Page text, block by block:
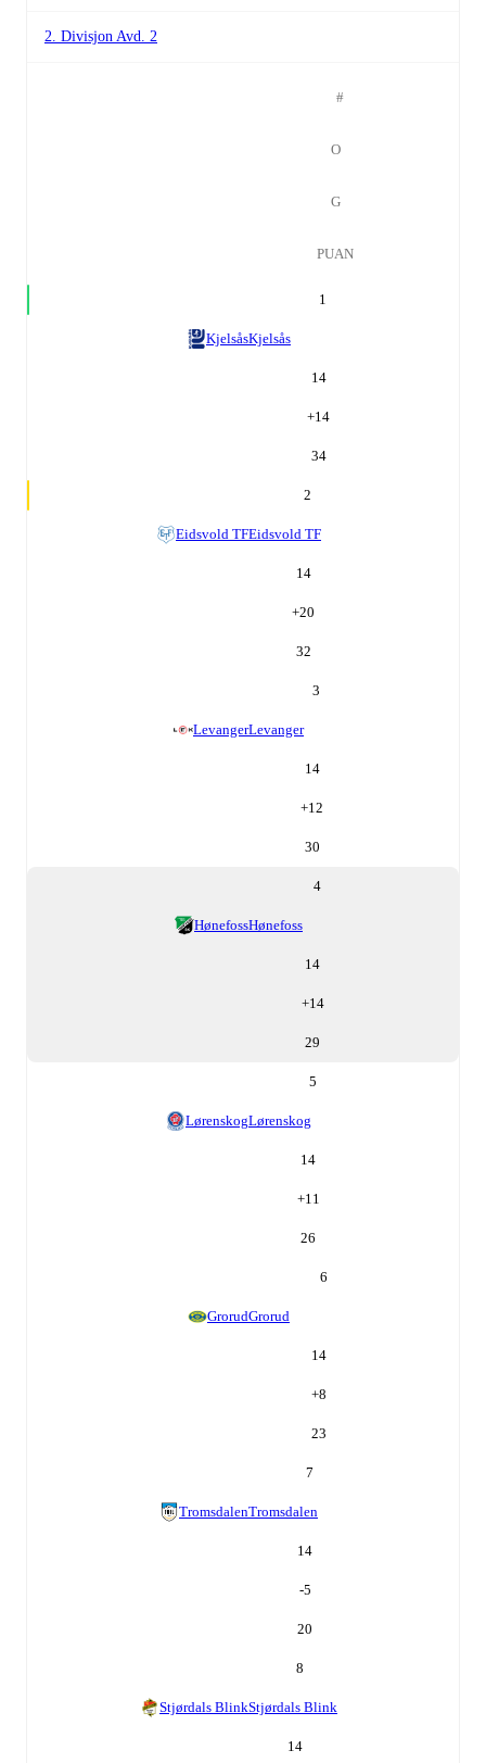
2. Divisjon Avd. 2
#
O
G
PUAN
1
KjelsåsKjelsås
14
+14
34
2
Eidsvold TFEidsvold TF
14
+20
32
3
LevangerLevanger
14
+12
30
4
HønefossHønefoss
14
+14
29
5
LørenskogLørenskog
14
+11
26
6
GrorudGrorud
14
+8
23
7
TromsdalenTromsdalen
14
-5
20
8
Stjørdals BlinkStjørdals Blink
14